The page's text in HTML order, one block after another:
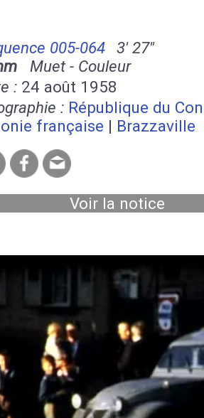
005-064
3' 27''
Muet - Couleur
: 24 août 1958
: République du
française | Brazzaville
Voir la notice